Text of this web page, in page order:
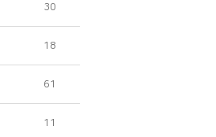
30
18
61
11